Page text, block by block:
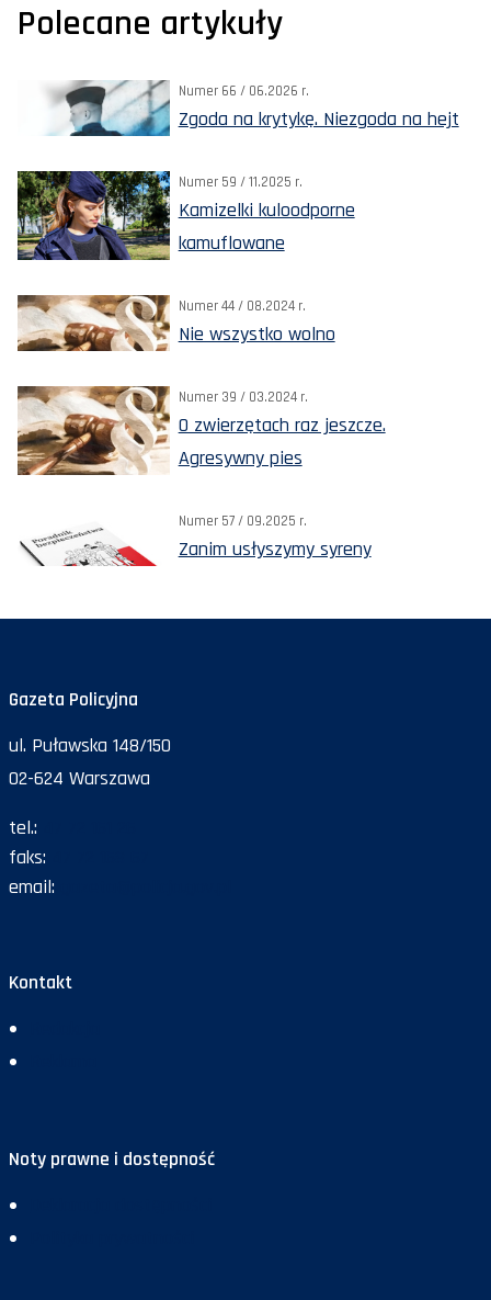
Polecane artykuły
Numer 66 / 06.2026 r.
Zgoda na krytykę. Niezgoda na hejt
Numer 59 / 11.2025 r.
Kamizelki kuloodporne
kamuflowane
Numer 44 / 08.2024 r.
Nie wszystko wolno
Numer 39 / 03.2024 r.
O zwierzętach raz jeszcze.
Agresywny pies
Numer 57 / 09.2025 r.
Zanim usłyszymy syreny
Gazeta Policyjna
ul. Puławska 148/150
02-624 Warszawa
tel.:
faks:
email:
Kontakt
Noty prawne i dostępność